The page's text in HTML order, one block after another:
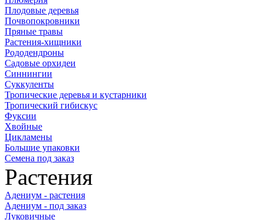
Плодовые деревья
Почвопокровники
Пряные травы
Растения-хищники
Рододендроны
Садовые орхидеи
Синнингии
Суккуленты
Тропические деревья и кустарники
Тропический гибискус
Фуксии
Хвойные
Цикламены
Большие упаковки
Семена под заказ
Растения
Адениум - растения
Адениум - под заказ
Луковичные